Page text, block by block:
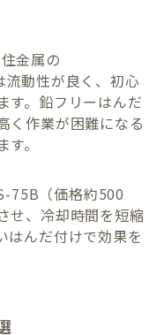
金属の
動性が良く、初心
す。鉛フリーはんだ
く作業が困難になる
。
75B（価格約500
せ、冷却時間を短縮
はんだ付けで効果を